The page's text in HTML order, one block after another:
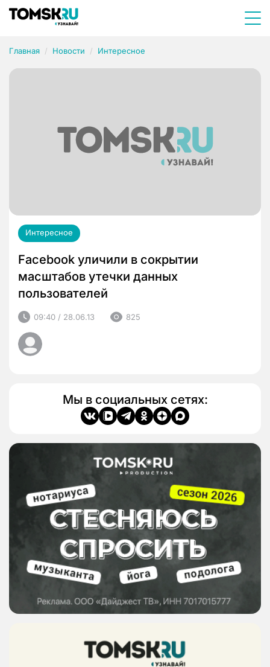
Главная Новости Интересное
Интересное
Facebook уличили в сокрытии
масштабов утечки данных
пользователей
09:40 / 28.06.13 825
Мы в социальных сетях: